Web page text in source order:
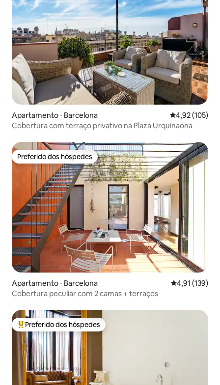
Apartamento ⋅ Barcelona 4,92 de uma
4,92 (105)
Cobertura com terraço privativo na Plaza Urquinaona
Preferido dos hóspedes
Preferido dos hóspedes
Apartamento ⋅ Barcelona 4,91 de uma
4,91 (139)
Cobertura peculiar com 2 camas + terraços
Entre os melhores preferidos dos hóspedes
Preferido dos hóspedes